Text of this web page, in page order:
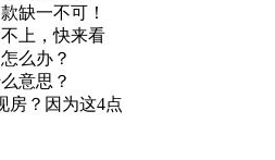
缺一不可！
上，快来看
么办？
意思？
房？因为这4点